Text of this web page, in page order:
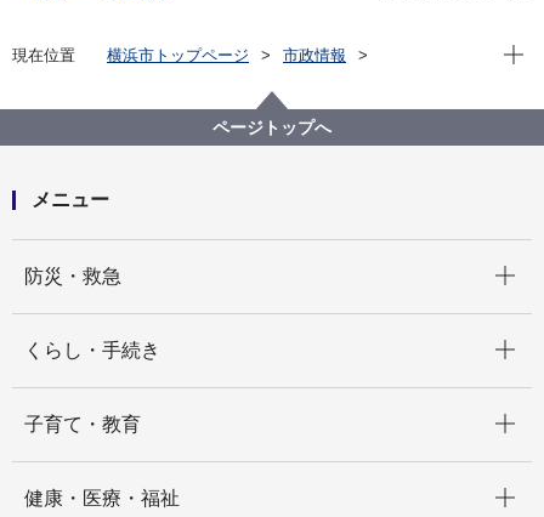
現在位置 横浜市トップページ
市政情報
こどもたちの環境教育・学習を更に推進！～横浜市と
株式会社アドバコムが「環境教育・学習の推進に関す
現在
ページトップへ
メニュー
防災・救急
くらし・手続き
子育て・教育
健康・医療・福祉